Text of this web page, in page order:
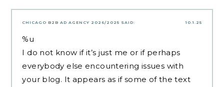
10.1.25
CHICAGO B2B AD AGENCY 2026/2025 SAID:
%u
I do not know if it’s just me or if perhaps
everybody else encountering issues with
your blog. It appears as if some of the text